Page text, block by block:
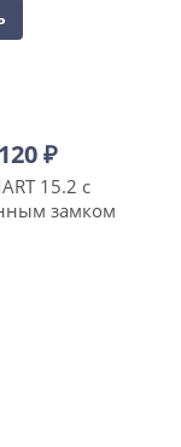
₽
15.2 с
замком